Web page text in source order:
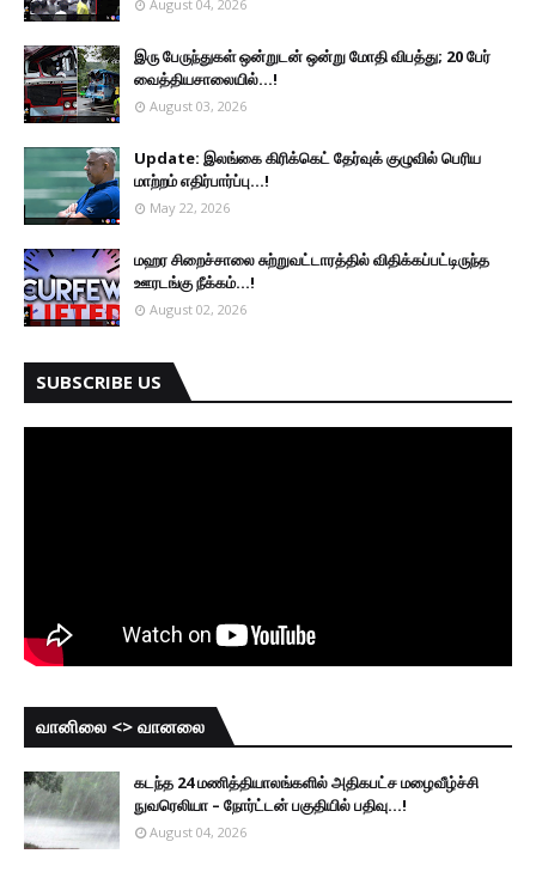
August 04, 2026
இரு ப‍ேருந்துகள் ஒன்றுடன் ஒன்று மோதி விபத்து; 20 பேர்
வைத்தியசாலையில்...!
August 03, 2026
Update: இலங்கை கிரிக்கெட் தேர்வுக் குழுவில் பெரிய
மாற்றம் எதிர்பார்ப்பு...!
May 22, 2026
மஹர சிறைச்சாலை சுற்றுவட்டாரத்தில் விதிக்கப்பட்டிருந்த
ஊரடங்கு நீக்கம்...!
August 02, 2026
SUBSCRIBE US
வானிலை <> வானலை
கடந்த 24 மணித்தியாலங்களில் அதிகபட்ச மழைவீழ்ச்சி
நுவரெலியா – நோர்ட்டன் பகுதியில் பதிவு...!
August 04, 2026